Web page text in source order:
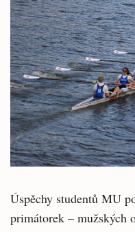
Úspěchy studentů MU
primátorek – mužských